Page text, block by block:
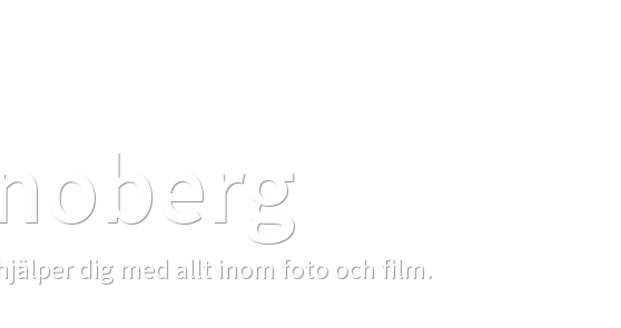
dig med allt inom foto och film.